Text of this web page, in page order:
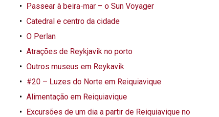
Passear à beira-mar – o Sun Voyager
Catedral e centro da cidade
O Perlan
Atrações de Reykjavik no porto
Outros museus em Reykavik
#20 – Luzes do Norte em Reiquiavique
Alimentação em Reiquiavique
Excursões de um dia a partir de Reiquiavique no